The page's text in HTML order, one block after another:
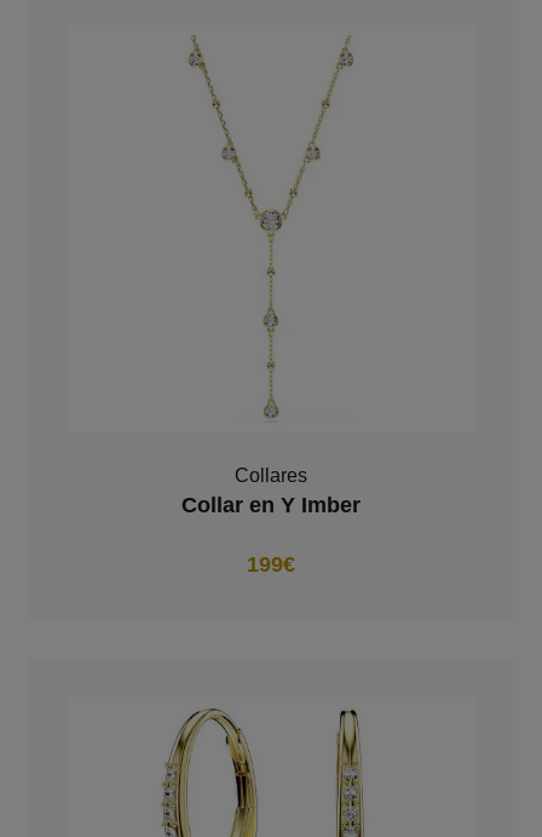
Collares
Collar en Y Imber
199€